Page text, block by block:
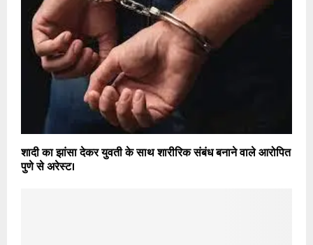
शादी का झांसा देकर युवती के साथ शारीरिक संबंध बनाने वाले आरोपित
पुणे से अरेस्ट।